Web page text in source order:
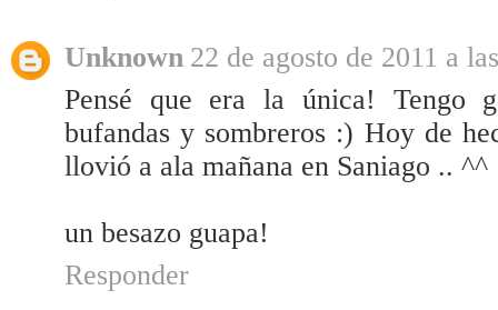
Unknown 22 de agosto de 2011 a
Pensé que era la única! Tengo
bufandas y sombreros :) Hoy de
llovió a ala mañana en Saniago .. ^^
un besazo guapa!
Responder